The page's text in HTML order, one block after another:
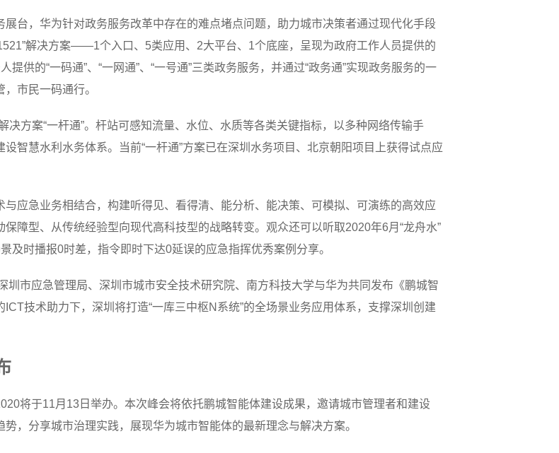
台，华为针对政务服务改革中存在的难点堵点问题，助力城市决策者通过现代化手段
解决方案——1个入口、5类应用、2大平台、1个底座，呈现为政府工作人员提供的
供的“一码通”、“一网通”、“一号通”三类政务服务，并通过“政务通”实现政务服务的一
市民一码通行。
方案“一杆通”。杆站可感知流量、水位、水质等各类关键指标，以多种网络传输手
智慧水利水务体系。当前“一杆通”方案已在深圳水务项目、北京朝阳项目上获得试点应
应急业务相结合，构建听得见、看得清、能分析、能决策、可模拟、可演练的高效应
障型、从传统经验型向现代高科技型的战略转变。观众还可以听取2020年6月“龙舟水”
及时播报0时差，指令即时下达0延误的应急指挥优秀案例分享。
市应急管理局、深圳市城市安全技术研究院、南方科技大学与华为共同发布《鹏城智
技术助力下，深圳将打造“一库三中枢N系统”的全场景业务应用体系，支撑深圳创建
将于11月13日举办。本次峰会将依托鹏城智能体建设成果，邀请城市管理者和建设
，分享城市治理实践，展现华为城市智能体的最新理念与解决方案。